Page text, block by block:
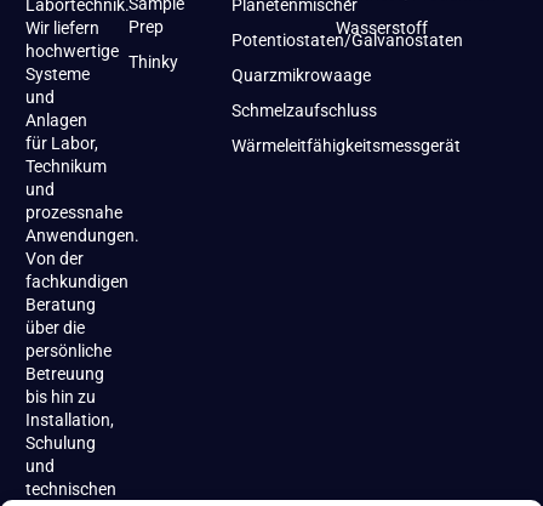
Labortechnik.
Wir liefern
hochwertige
Systeme
und
Anlagen
für Labor,
Technikum
und
prozessnahe
Anwendungen.
Von der
fachkundigen
Beratung
über die
persönliche
Betreuung
bis hin zu
Installation,
Schulung
und
technischen
Sample
Prep
Thinky
Planetenmischer
Potentiostaten/Galvanostaten
Quarzmikrowaage
Schmelzaufschluss
Wärmeleitfähigkeitsmessgerät
Wasserstoff